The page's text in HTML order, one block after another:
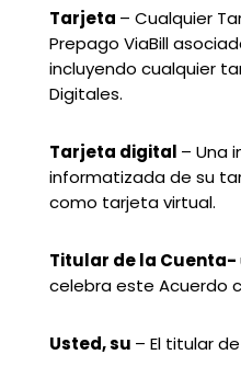
Tarjeta – Cualquier
Prepago ViaBill
incluyendo cualquier
Digitales.
Tarjeta digital – Una
informatizada de su
como tarjeta virtual.
Titular de la Cuenta-
celebra este Acuerdo
Usted, su – El titular